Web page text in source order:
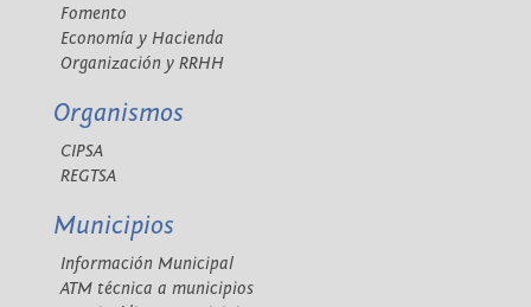
Fomento
Economía y Hacienda
Organización y RRHH
Organismos
CIPSA
REGTSA
Municipios
Información Municipal
ATM técnica a municipios